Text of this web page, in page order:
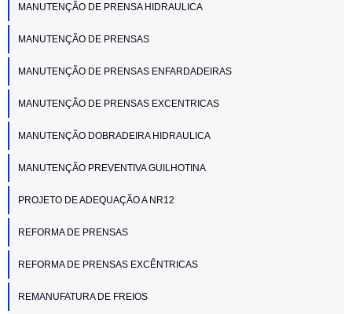
MANUTENÇÃO DE PRENSA HIDRAULICA
MANUTENÇÃO DE PRENSAS
MANUTENÇÃO DE PRENSAS ENFARDADEIRAS
MANUTENÇÃO DE PRENSAS EXCENTRICAS
MANUTENÇÃO DOBRADEIRA HIDRAULICA
MANUTENÇÃO PREVENTIVA GUILHOTINA
PROJETO DE ADEQUAÇÃO A NR12
REFORMA DE PRENSAS
REFORMA DE PRENSAS EXCÊNTRICAS
REMANUFATURA DE FREIOS